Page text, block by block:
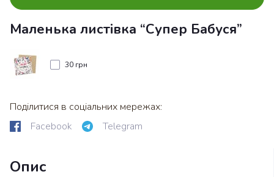
Маленька листівка “Супер Бабуся”
30 грн
Поділитися в соціальних мережах:
Facebook
Telegram
Опис